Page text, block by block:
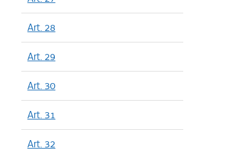
Art. 28
Art. 29
Art. 30
Art. 31
Art. 32